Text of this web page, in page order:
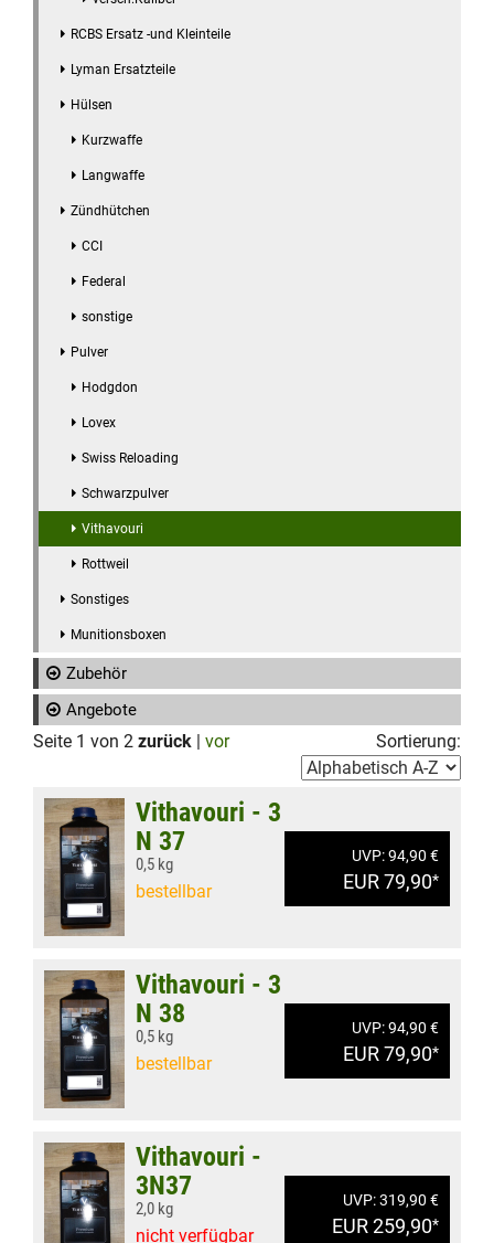
RCBS Ersatz -und Kleinteile
Lyman Ersatzteile
Hülsen
Kurzwaffe
Langwaffe
Zündhütchen
CCI
Federal
sonstige
Pulver
Hodgdon
Lovex
Swiss Reloading
Schwarzpulver
Vithavouri
Rottweil
Sonstiges
Munitionsboxen
Zubehör
Angebote
Seite 1 von 2 zurück | vor Sortierung:
UVP: 94,90 €
EUR 79,90*
Vithavouri - 3
N 37
0,5 kg
bestellbar
UVP: 94,90 €
EUR 79,90*
Vithavouri - 3
N 38
0,5 kg
bestellbar
UVP: 319,90 €
EUR 259,90*
Vithavouri -
3N37
2,0 kg
nicht verfügbar